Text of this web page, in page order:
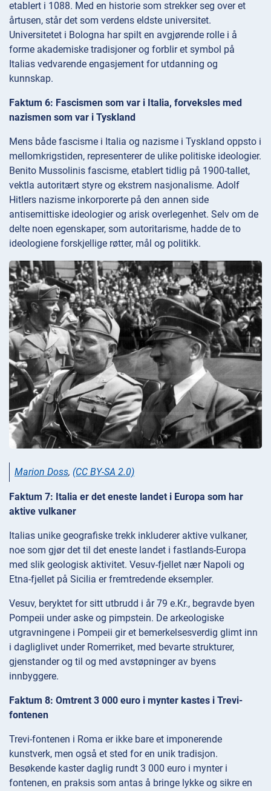
etablert i 1088. Med en historie som strekker seg over et
årtusen, står det som verdens eldste universitet.
Universitetet i Bologna har spilt en avgjørende rolle i å
forme akademiske tradisjoner og forblir et symbol på
Italias vedvarende engasjement for utdanning og
kunnskap.
Faktum 6: Fascismen som var i Italia, forveksles med
nazismen som var i Tyskland
Mens både fascisme i Italia og nazisme i Tyskland oppsto i
mellomkrigstiden, representerer de ulike politiske ideologier.
Benito Mussolinis fascisme, etablert tidlig på 1900-tallet,
vektla autoritært styre og ekstrem nasjonalisme. Adolf
Hitlers nazisme inkorporerte på den annen side
antisemittiske ideologier og arisk overlegenhet. Selv om de
delte noen egenskaper, som autoritarisme, hadde de to
ideologiene forskjellige røtter, mål og politikk.
Marion Doss, (CC BY-SA 2.0)
Faktum 7: Italia er det eneste landet i Europa som har
aktive vulkaner
Italias unike geografiske trekk inkluderer aktive vulkaner,
noe som gjør det til det eneste landet i fastlands-Europa
med slik geologisk aktivitet. Vesuv-fjellet nær Napoli og
Etna-fjellet på Sicilia er fremtredende eksempler.
Vesuv, beryktet for sitt utbrudd i år 79 e.Kr., begravde byen
Pompeii under aske og pimpstein. De arkeologiske
utgravningene i Pompeii gir et bemerkelsesverdig glimt inn
i dagliglivet under Romerriket, med bevarte strukturer,
gjenstander og til og med avstøpninger av byens
innbyggere.
Faktum 8: Omtrent 3 000 euro i mynter kastes i Trevi-
fontenen
Trevi-fontenen i Roma er ikke bare et imponerende
kunstverk, men også et sted for en unik tradisjon.
Besøkende kaster daglig rundt 3 000 euro i mynter i
fontenen, en praksis som antas å bringe lykke og sikre en